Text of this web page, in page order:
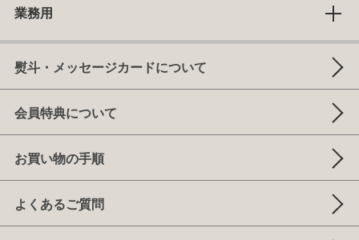
業務用
熨斗・メッセージカードについて
会員特典について
お買い物の手順
よくあるご質問